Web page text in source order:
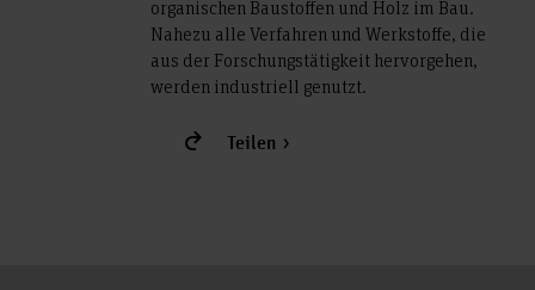
organischen Baustoffen und Holz im Bau.
Nahezu alle Verfahren und Werkstoffe, die
aus der Forschungstätigkeit hervorgehen,
werden industriell genutzt.
Teilen